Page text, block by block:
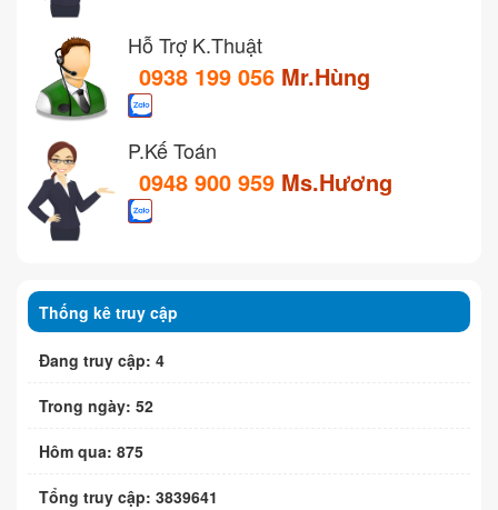
Hỗ Trợ K.Thuật
0938 199 056 Mr.Hùng
P.Kế Toán
0948 900 959 Ms.Hương
Thống kê truy cập
Đang truy cập: 4
Trong ngày: 52
Hôm qua: 875
Tổng truy cập: 3839641